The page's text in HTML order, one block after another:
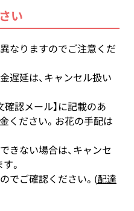
い
なりますのでご注意くだ
遅延は、キャンセル扱い
認メール】に記載のあ
ください。お花の手配は
きない場合は、キャンセ
。
でご確認ください。(配達